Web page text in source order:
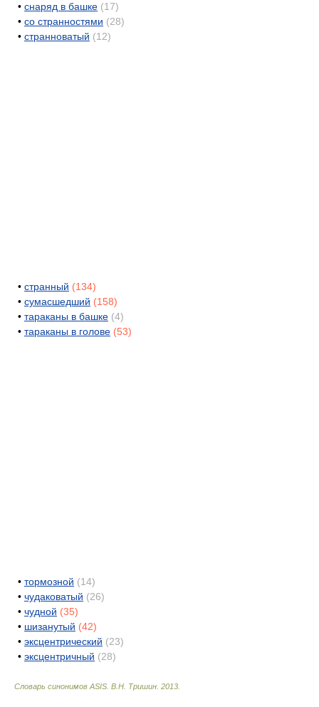
• снаряд в башке (17)
• со странностями (28)
• странноватый (12)
• странный (134)
• сумасшедший (158)
• тараканы в башке (4)
• тараканы в голове (53)
• тормозной (14)
• чудаковатый (26)
• чудной (35)
• шизанутый (42)
• эксцентрический (23)
• эксцентричный (28)
Словарь синонимов ASIS. В.Н. Тришин 2013